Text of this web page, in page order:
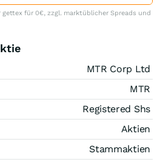
gettex für 0€, zzgl. marktüblicher Spreads und
MTR Corp Ltd
MTR
Registered Shs
Aktien
Stammaktien